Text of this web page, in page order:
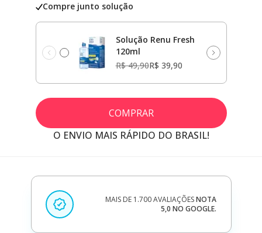
Compre junto solução
Solução Renu Fresh
120ml
R$ 49,90R$ 39,90
COMPRAR
O ENVIO MAIS RÁPIDO DO BRASIL!
MAIS DE 1.700 AVALIAÇÕESNOTA
5,0 NO GOOGLE.